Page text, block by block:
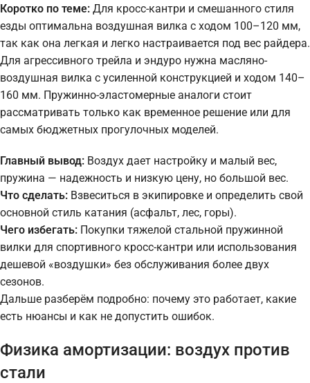
Коротко по теме: Для кросс-кантри и смешанного стиля
езды оптимальна воздушная вилка с ходом 100–120 мм,
так как она легкая и легко настраивается под вес райдера.
Для агрессивного трейла и эндуро нужна масляно-
воздушная вилка с усиленной конструкцией и ходом 140–
160 мм. Пружинно-эластомерные аналоги стоит
рассматривать только как временное решение или для
самых бюджетных прогулочных моделей.
Главный вывод: Воздух дает настройку и малый вес,
пружина — надежность и низкую цену, но большой вес.
Что сделать: Взвеситься в экипировке и определить свой
основной стиль катания (асфальт, лес, горы).
Чего избегать: Покупки тяжелой стальной пружинной
вилки для спортивного кросс-кантри или использования
дешевой «воздушки» без обслуживания более двух
сезонов.
Дальше разберём подробно: почему это работает, какие
есть нюансы и как не допустить ошибок.
Физика амортизации: воздух против
стали